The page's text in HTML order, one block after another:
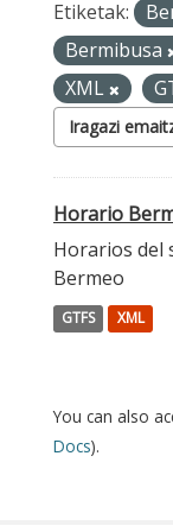
Etiketak:
Bermibusa
XML
Iragazi
Horario
Horarios del
Bermeo
GTFS XML
You can also
Docs).